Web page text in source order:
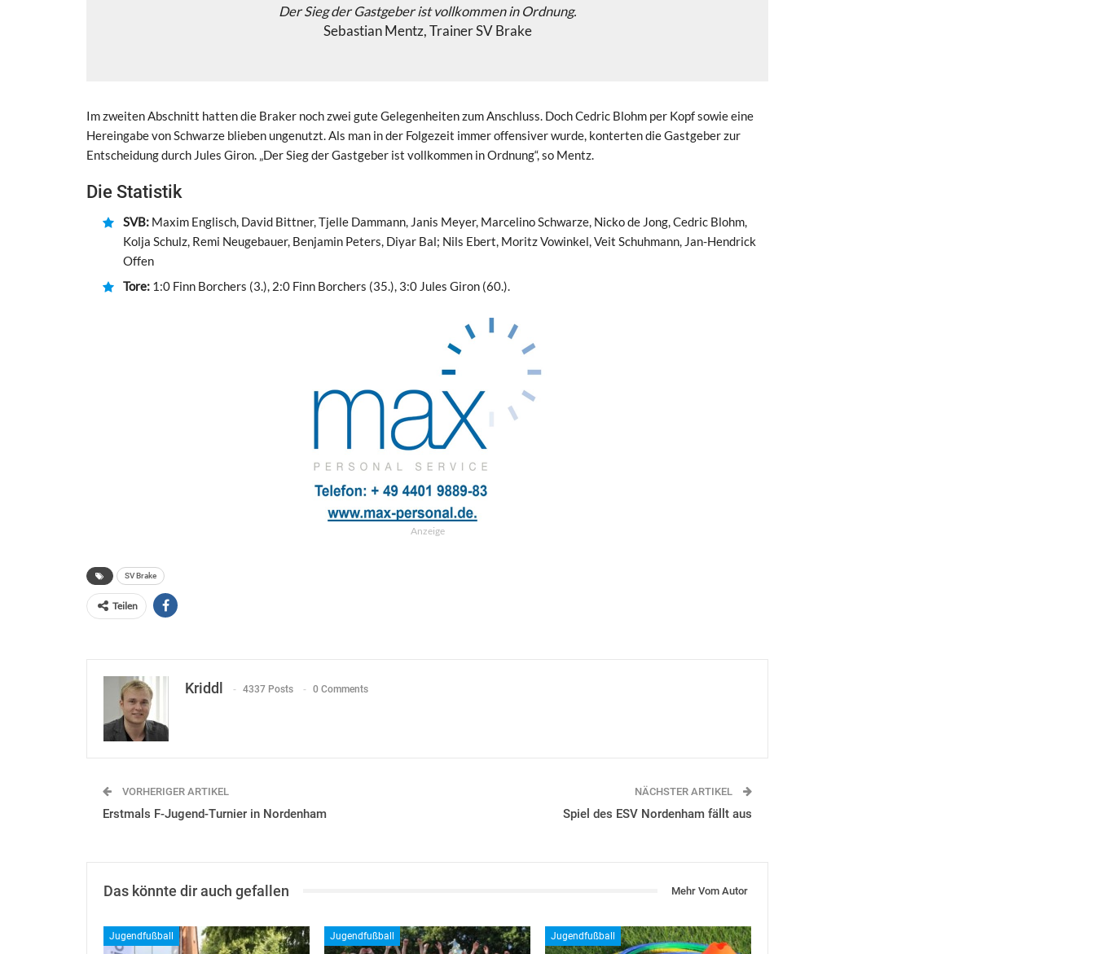
Der Sieg der Gastgeber ist vollkommen in Ordnung.
Sebastian Mentz, Trainer SV Brake
Im zweiten Abschnitt hatten die Braker noch zwei gute Gelegenheiten zum Anschluss. Doch Cedric Blohm per Kopf sowie eine
Hereingabe von Schwarze blieben ungenutzt. Als man in der Folgezeit immer offensiver wurde, konterten die Gastgeber zur
Entscheidung durch Jules Giron. „Der Sieg der Gastgeber ist vollkommen in Ordnung“, so Mentz.
Die Statistik
SVB: Maxim Englisch, David Bittner, Tjelle Dammann, Janis Meyer, Marcelino Schwarze, Nicko de Jong, Cedric Blohm,
Kolja Schulz, Remi Neugebauer, Benjamin Peters, Diyar Bal; Nils Ebert, Moritz Vowinkel, Veit Schuhmann, Jan-Hendrick
Offen
Tore: 1:0 Finn Borchers (3.), 2:0 Finn Borchers (35.), 3:0 Jules Giron (60.).
Anzeige
SV Brake
Teilen
Kriddl 4337 Posts 0 Comments
VORHERIGER ARTIKEL
Erstmals F-Jugend-Turnier in Nordenham
NÄCHSTER ARTIKEL
Spiel des ESV Nordenham fällt aus
Das könnte dir auch gefallen Mehr Vom Autor
Jugendfußball Jugendfußball Jugendfußball